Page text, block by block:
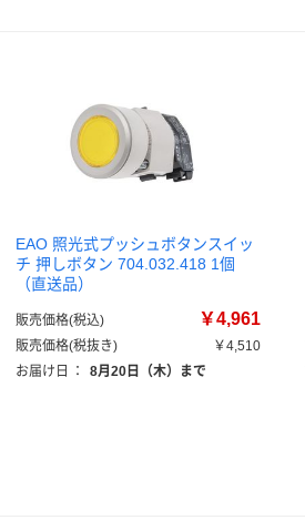
EAO 照光式プッシュボタンスイッ
チ 押しボタン 704.032.418 1個
（直送品）
販売価格(税込) ￥4,961
販売価格(税抜き)
￥4,510
お届け日
： 8月20日（木）まで